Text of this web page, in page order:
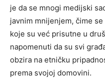
je da se mnogi medijski
javnim mnijenjem, čime
koje su već prisutne u
napomenuti da su svi
obzira na etničku
prema svojoj domovini.